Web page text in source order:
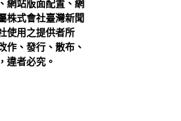
網站版面配置、網
株式會社臺灣新聞
使用之提供者所
作、發行、散布、
違者必究。